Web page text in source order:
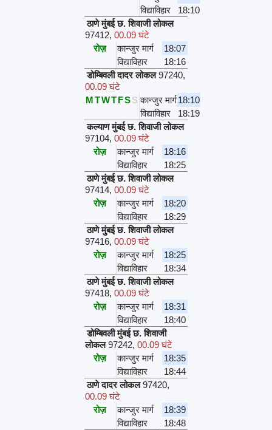
विद्याविहार
18:10
ठाणे मुंबई छ. शिवाजी लोकल
97412, 00.09 घंटे
रोज़
कान्जुर मार्ग
18:07
विद्याविहार
18:16
डोम्बिवली दादर लोकल 97240,
00.09 घंटे
MTWT FS S कान्जुर मार्ग 18:10
विद्याविहार
18:19
कल्याण मुंबई छ. शिवाजी लोकल
97104, 00.09 घंटे
रोज़
कान्जुर मार्ग
18:16
विद्याविहार
18:25
ठाणे मुंबई छ. शिवाजी लोकल
97414, 00.09 घंटे
रोज़
कान्जुर मार्ग
18:20
विद्याविहार
18:29
ठाणे मुंबई छ. शिवाजी लोकल
97416, 00.09 घंटे
रोज़
कान्जुर मार्ग
18:25
विद्याविहार
18:34
ठाणे मुंबई छ. शिवाजी लोकल
97418, 00.09 घंटे
रोज़
कान्जुर मार्ग
18:31
विद्याविहार
18:40
डोम्बिवली मुंबई छ. शिवाजी
लोकल 97242, 00.09 घंटे
रोज़
कान्जुर मार्ग
18:35
विद्याविहार
18:44
ठाणे दादर लोकल 97420,
00.09 घंटे
रोज़
कान्जुर मार्ग
18:39
विद्याविहार
18:48